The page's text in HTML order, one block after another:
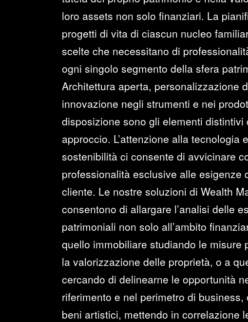
loro assets non solo finanziari. La
progetti di vita di ciascun nucleo
scelte che necessitano di
ogni singolo segmento della sfera
Architettura aperta, personalizzazione
innovazione negli strumenti e nei
disposizione sono gli elementi distintivi
approccio. L’attenzione alla tecnologia
sostenibilità ci consente di avvicinare
professionalità esclusive alle esigenze
cliente. Le nostre soluzioni di Wealth
consentono di allargare l’analisi delle
patrimoniali non solo all’ambito
quello immobiliare studiando le misure
la valorizzazione delle proprietà, o a
cercando di delinearne le opportunità
riferimento e nel perimetro di business,
beni artistici, mettendo in correlazione